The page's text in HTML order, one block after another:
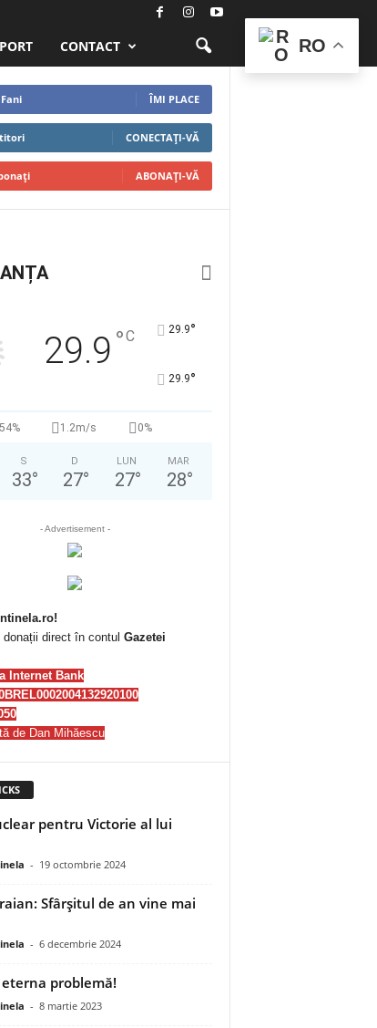
CONTACT
Fani ÎMI PLACE
CONECTAȚI-VĂ
ABONAȚI-VĂ
29.9 °C 29.9°
29.9°
54% 1.2m/s 0%
S
33°
D
27°
LUN
27°
MAR
28°
- Advertisement -
direct în contul Gazetei
Internet Bank
de Dan Mihăescu
pentru Victorie al lui
- 19 octombrie 2024
Sfârșitul de an vine mai
- 6 decembrie 2024
eterna problemă!
- 8 martie 2023
RO